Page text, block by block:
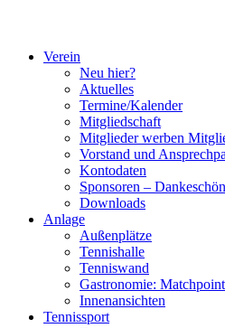
Verein
Neu hier?
Aktuelles
Termine/Kalender
Mitgliedschaft
Mitglieder werben
Vorstand und
Kontodaten
Sponsoren – Dankeschön
Downloads
Anlage
Außenplätze
Tennishalle
Tenniswand
Gastronomie:
Innenansichten
Tennissport